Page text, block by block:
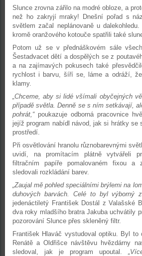
Slunce zrovna zářilo na modré obloze, a
než ho zakryjí mraky! Dnešní pořad s
světlem začal neplánovaně u
kromě oranžového kotouče spatřili také
Potom už se v přednáškovém sále
Šestadvacet dětí a dospělých se z
a na zajímavých pokusech také
rychlost i barvu, šíří se, láme a odráží,
klamy.
„Chceme, aby si lidé všímali obyčejných
případě světla. Denně se s ním setkávají,
pohrát,“ poukazuje odborná pracovnice
jejíž program nabídl návod, jak si hrátky se
prostředí.
Při osvětlování hranolu různobarevnými
uvidí, na promítacím plátně vytvářeli
filtračním papíře pomalovaném fixou a
sledovali rozkládání barev.
„Zaujal mě pohled speciálními brýlemi na
duhových barvách. Celé to byl výborný
jedenáctiletý František Dostál z Valašské
dva roky mladšího bratra Jakuba uchvátily
pozorování Slunce přes skleněný filtr.
František Hlaváč vystudoval optiku. Byl to
Renátě a Oldřišce návštěvu hvězdárny
sledoval, jak je program upoutal.